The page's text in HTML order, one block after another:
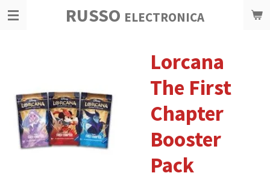
Ga
RUSSO ELECTRONICA
Lorcana
The First
Chapter
Booster
Pack